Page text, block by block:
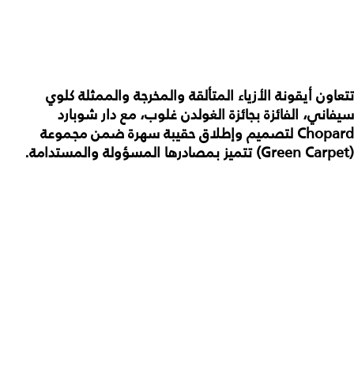
تتعاون أيقونة الأزياء المتألقة والمخرجة والممثلة كلوي
سيفاني، الفائزة بجائزة الغولدن غلوب، مع دار شوبارد
Chopard لتصميم وإطلاق حقيبة سهرة ضمن مجموعة
(Green Carpet) تتميز بمصادرها المسؤولة والمستدامة.